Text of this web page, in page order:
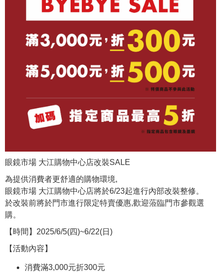
眼鏡市場 大江購物中心店改裝SALE
為提供消費者更舒適的購物環境,
眼鏡市場 大江購物中心店將於6/23起進行內部改裝整修。
於改裝前將於門市進行限定特賣優惠,歡迎蒞臨門市參觀選
購。
【時間】2025/6/5(四)~6/22(日)
【活動內容】
消費滿3,000元折300元